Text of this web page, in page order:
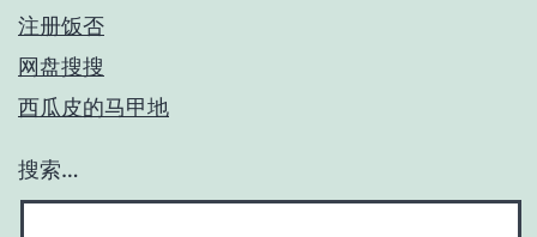
注册饭否
网盘搜搜
西瓜皮的马甲地
搜索…